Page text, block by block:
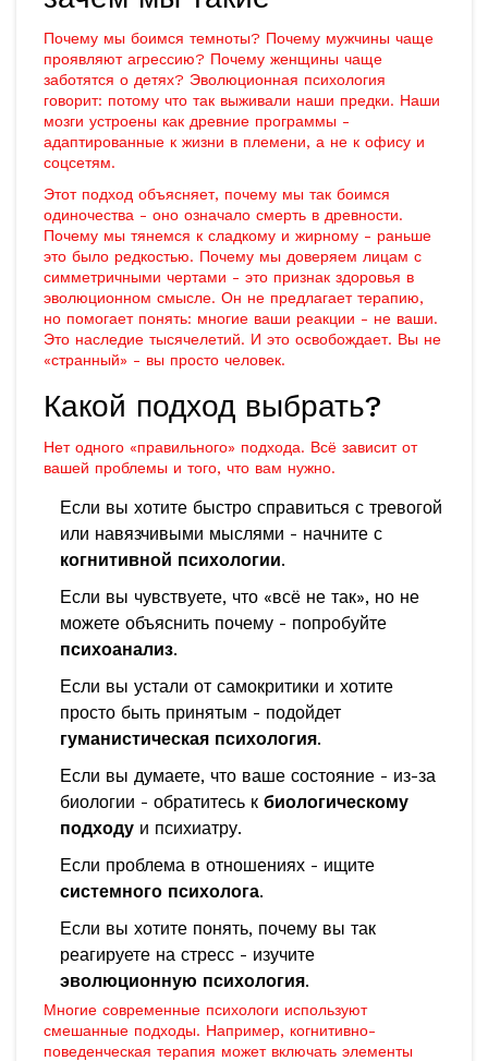
Почему мы боимся темноты? Почему мужчины чаще
проявляют агрессию? Почему женщины чаще
заботятся о детях? Эволюционная психология
говорит: потому что так выживали наши предки. Наши
мозги устроены как древние программы -
адаптированные к жизни в племени, а не к офису и
соцсетям.
Этот подход объясняет, почему мы так боимся
одиночества - оно означало смерть в древности.
Почему мы тянемся к сладкому и жирному - раньше
это было редкостью. Почему мы доверяем лицам с
симметричными чертами - это признак здоровья в
эволюционном смысле. Он не предлагает терапию,
но помогает понять: многие ваши реакции - не ваши.
Это наследие тысячелетий. И это освобождает. Вы не
«странный» - вы просто человек.
Какой подход выбрать?
Нет одного «правильного» подхода. Всё зависит от
вашей проблемы и того, что вам нужно.
Если вы хотите быстро справиться с тревогой
или навязчивыми мыслями - начните с
когнитивной психологии.
Если вы чувствуете, что «всё не так», но не
можете объяснить почему - попробуйте
психоанализ.
Если вы устали от самокритики и хотите
просто быть принятым - подойдет
гуманистическая психология.
Если вы думаете, что ваше состояние - из-за
биологии - обратитесь к биологическому
подходу и психиатру.
Если проблема в отношениях - ищите
системного психолога.
Если вы хотите понять, почему вы так
реагируете на стресс - изучите
эволюционную психология.
Многие современные психологи используют
смешанные подходы. Например, когнитивно-
поведенческая терапия может включать элементы